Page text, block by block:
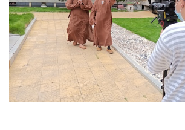
公
益
慈
善
佛
教